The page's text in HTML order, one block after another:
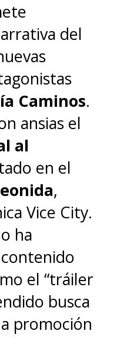
del
Caminos.
ansias el
al
en el
,
Vice City.
ha
el “tráiler
busca
promoción